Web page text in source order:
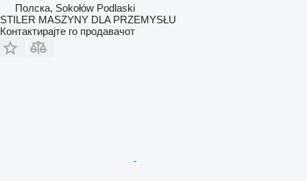
Полска, Sokołów Podlaski
STILER MASZYNY DLA PRZEMYSŁU
Контактирајте го продавачот